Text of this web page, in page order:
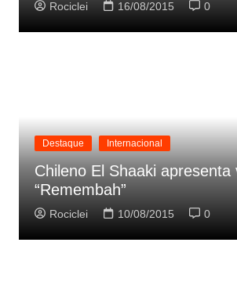
Rociclei 16/08/2015 0
Destaque Internacional
Chileno El Shaaki apresenta
“Remembah”
Rociclei 10/08/2015 0